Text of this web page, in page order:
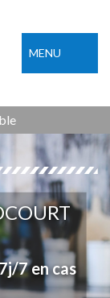
MENU
7 en cas